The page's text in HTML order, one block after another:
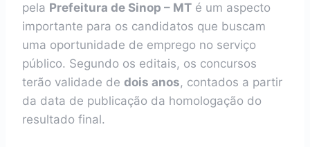
pela Prefeitura de Sinop – MT é um aspecto
importante para os candidatos que buscam
uma oportunidade de emprego no serviço
público. Segundo os editais, os concursos
terão validade de dois anos, contados a partir
da data de publicação da homologação do
resultado final.